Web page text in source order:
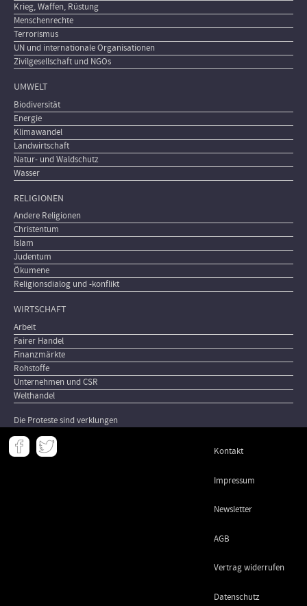
Krieg, Waffen, Rüstung
Menschenrechte
Terrorismus
UN und internationale Organisationen
Zivilgesellschaft und NGOs
UMWELT
Biodiversität
Energie
Klimawandel
Landwirtschaft
Natur- und Waldschutz
Wasser
RELIGIONEN
Andere Religionen
Christentum
Islam
Judentum
Ökumene
Religionsdialog und -konflikt
WIRTSCHAFT
Arbeit
Fairer Handel
Finanzmärkte
Rohstoffe
Unternehmen und CSR
Welthandel
Die Proteste sind verklungen
Meta
- Kontakt
Impressum
Newsletter
AGB
Vertrag widerrufen
Datenschutz